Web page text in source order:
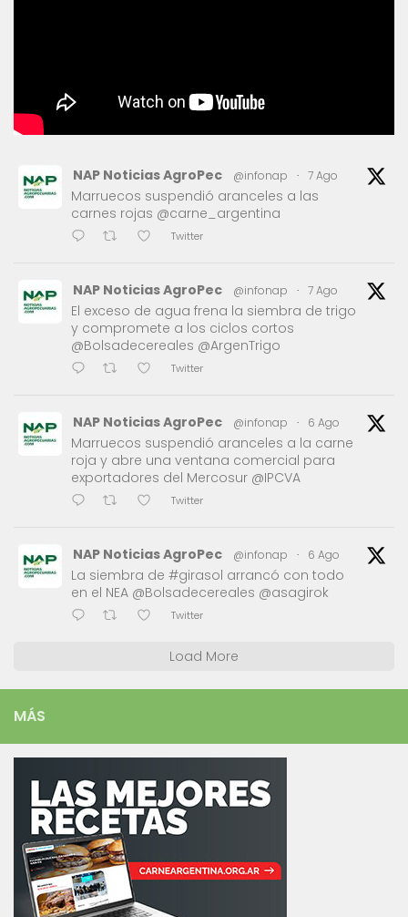
NAP Noticias AgroPec @infonap · 7 Ago
Marruecos suspendió aranceles a las
carnes rojas @carne_argentina
Twitter
NAP Noticias AgroPec @infonap · 7 Ago
El exceso de agua frena la siembra de trigo
y compromete a los ciclos cortos
@Bolsadecereales @ArgenTrigo
Twitter
NAP Noticias AgroPec @infonap · 6 Ago
Marruecos suspendió aranceles a la carne
roja y abre una ventana comercial para
exportadores del Mercosur @IPCVA
Twitter
NAP Noticias AgroPec @infonap · 6 Ago
La siembra de #girasol arrancó con todo
en el NEA @Bolsadecereales @asagirok
Twitter
Load More
MÁS